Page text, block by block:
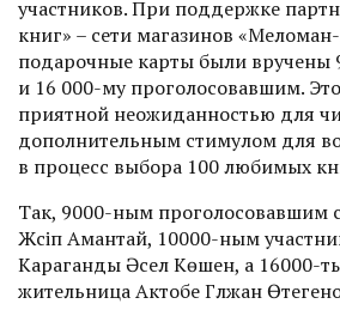
участников. При поддержке
книг» – сети магазинов
подарочные карты были вручены
и 16 000-му проголосовавшим.
приятной неожиданностью для
дополнительным стимулом для
в процесс выбора 100 любимых
Так, 9000-ным проголосовавшим
Жүсіп Амантай, 10000-ным
Караганды Әсел Көшен, а 16000-
жительница Актобе Гүлжан